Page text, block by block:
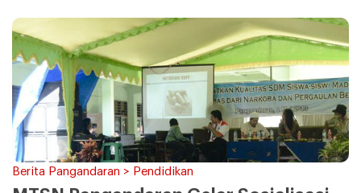
Berita Pangandaran > Pendidikan